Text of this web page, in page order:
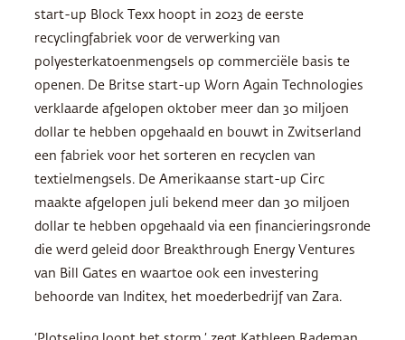
start-up Block Texx hoopt in 2023 de eerste
recyclingfabriek voor de verwerking van
polyesterkatoenmengsels op commerciële basis te
openen. De Britse start-up Worn Again Technologies
verklaarde afgelopen oktober meer dan 30 miljoen
dollar te hebben opgehaald en bouwt in Zwitserland
een fabriek voor het sorteren en recyclen van
textielmengsels. De Amerikaanse start-up Circ
maakte afgelopen juli bekend meer dan 30 miljoen
dollar te hebben opgehaald via een financieringsronde
die werd geleid door Breakthrough Energy Ventures
van Bill Gates en waartoe ook een investering
behoorde van Inditex, het moederbedrijf van Zara.